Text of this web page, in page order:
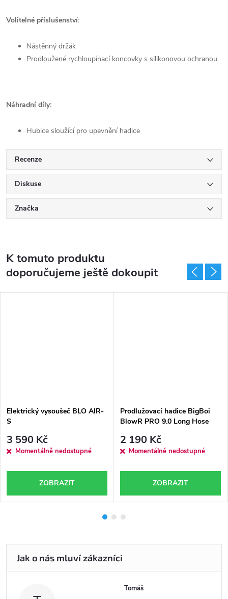
Volitelné příslušenství:
Nástěnný držák
Prodloužené rychloupínací koncovky s silikonovou ochranou
Náhradní díly:
Hubice sloužící pro upevnění hadice
Recenze
Diskuse
Značka
K tomuto produktu
doporučujeme ještě dokoupit
Elektrický vysoušeč BLO AIR-
S
3 590 Kč
Momentálně nedostupné
ZOBRAZIT
Prodlužovací hadice BigBoi
BlowR PRO 9.0 Long Hose
2 190 Kč
Momentálně nedostupné
ZOBRAZIT
Tomáš